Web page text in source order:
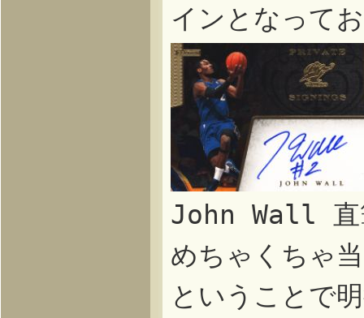
インとなって
John Wall 直
めちゃくちゃ
ということで